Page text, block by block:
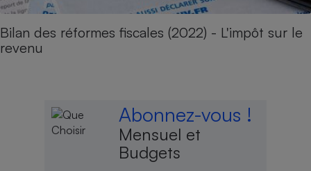
Bilan des réformes fiscales (2022) - L'impôt sur le
revenu
Abonnez-vous !
Mensuel et
Budgets